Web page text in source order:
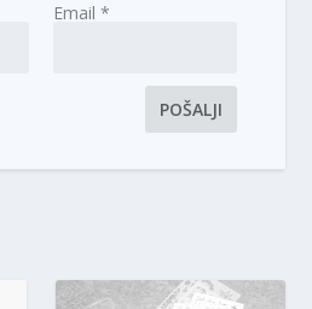
Email *